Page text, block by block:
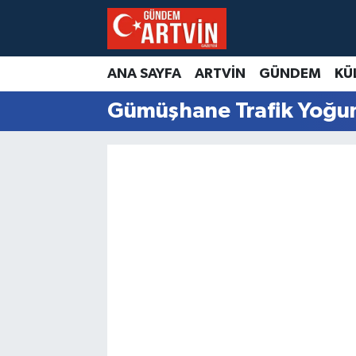
ANA SAYFA ARTVİN GÜNDEM
Gümüşhane Trafik